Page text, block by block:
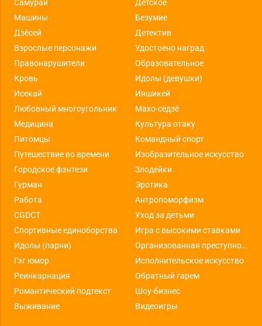
Самураи
Детское
Машины
Безумие
Дзёсей
Детектив
Взрослые персонажи
Удостоено наград
Правонарушители
Образовательное
Кровь
Идолы (девушки)
Исекай
Ияшикей
Любовный многоугольник
Махо-сёдзё
Медицина
Культура отаку
Питомцы
Командный спорт
Путешествие во времени
Изобразительное искусство
Городское фэнтези
Злодейки
Гурман
Эротика
Работа
Антропоморфизм
CGDCT
Уход за детьми
Спортивные единоборства
Игра с высокими ставками
Идолы (парни)
Организованная преступность
Гэг юмор
Исполнительское искусство
Реинкарнация
Обратный гарем
Романтический подтекст
Шоу-бизнес
Выживание
Видеоигры